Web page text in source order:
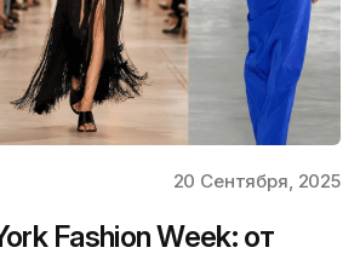
20 Сентября, 2025
Fashion Week: от